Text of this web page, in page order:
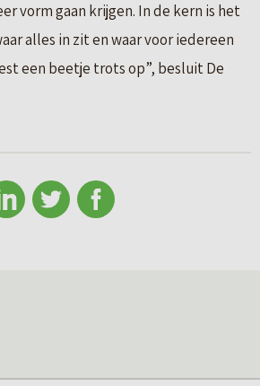
vorm gaan krijgen. In de kern is het
alles in zit en waar voor iedereen
een beetje trots op”, besluit De